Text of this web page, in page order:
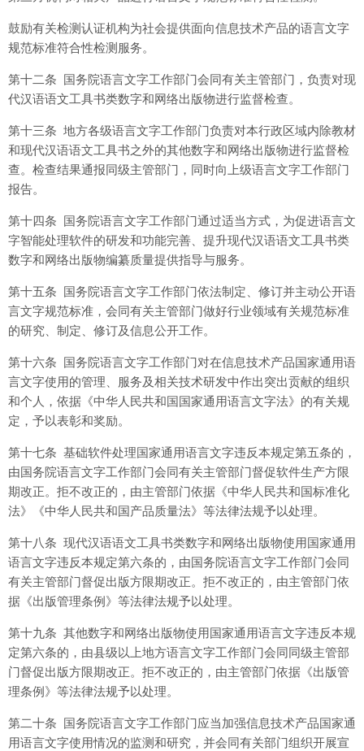
鼓励有关检测认证机构为社会提供面向信息技术产品的语言文字
规范标准符合性检测服务。
第十二条 国务院语言文字工作部门会同有关主管部门，负责对现
代汉语语文工具书类数字和网络出版物进行监督检查。
第十三条 地方各级语言文字工作部门负责对本行政区域内除教材
和现代汉语语文工具书之外的其他数字和网络出版物进行监督检
查。检查结果通报同级主管部门，同时向上级语言文字工作部门
报告。
第十四条 国务院语言文字工作部门通过适当方式，为促进语言文
字智能处理软件的研发和功能完善、提升现代汉语语文工具书类
数字和网络出版物编纂质量提供指导与服务。
第十五条 国务院语言文字工作部门依法制定、修订并主动公开语
言文字规范标准，会同有关主管部门做好行业领域有关规范标准
的研究、制定、修订及信息公开工作。
第十六条 国务院语言文字工作部门对在信息技术产品国家通用语
言文字使用的管理、服务及相关技术研发中作出突出贡献的组织
和个人，依据《中华人民共和国国家通用语言文字法》的有关规
定，予以表彰和奖励。
第十七条 基础软件处理国家通用语言文字违反本规定第五条的，
由国务院语言文字工作部门会同有关主管部门督促软件生产方限
期改正。拒不改正的，由主管部门依据《中华人民共和国标准化
法》《中华人民共和国产品质量法》等法律法规予以处理。
第十八条 现代汉语语文工具书类数字和网络出版物使用国家通用
语言文字违反本规定第六条的，由国务院语言文字工作部门会同
有关主管部门督促出版方限期改正。拒不改正的，由主管部门依
据《出版管理条例》等法律法规予以处理。
第十九条 其他数字和网络出版物使用国家通用语言文字违反本规
定第六条的，由县级以上地方语言文字工作部门会同同级主管部
门督促出版方限期改正。拒不改正的，由主管部门依据《出版管
理条例》等法律法规予以处理。
第二十条 国务院语言文字工作部门应当加强信息技术产品国家通
用语言文字使用情况的监测和研究，并会同有关部门组织开展宣